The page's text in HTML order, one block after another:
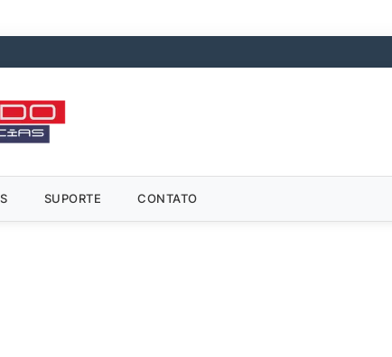
SUPORTE CONTATO